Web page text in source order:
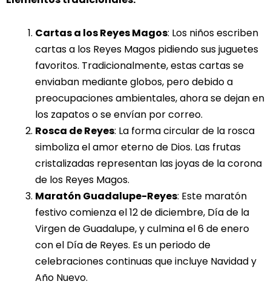
Cartas a los Reyes Magos: Los niños escriben
cartas a los Reyes Magos pidiendo sus juguetes
favoritos. Tradicionalmente, estas cartas se
enviaban mediante globos, pero debido a
preocupaciones ambientales, ahora se dejan en
los zapatos o se envían por correo.
Rosca de Reyes: La forma circular de la rosca
simboliza el amor eterno de Dios. Las frutas
cristalizadas representan las joyas de la corona
de los Reyes Magos.
Maratón Guadalupe-Reyes: Este maratón
festivo comienza el 12 de diciembre, Día de la
Virgen de Guadalupe, y culmina el 6 de enero
con el Día de Reyes. Es un periodo de
celebraciones continuas que incluye Navidad y
Año Nuevo.